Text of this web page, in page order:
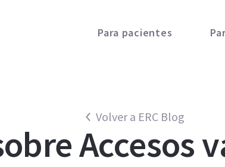
Para pacientes
Volver a ERC Blog
Accesos